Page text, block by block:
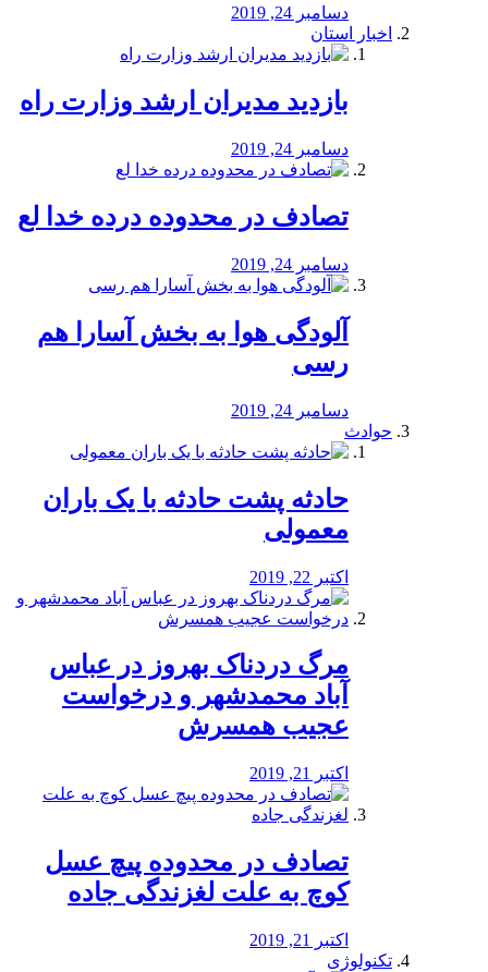
دسامبر 24, 2019
اخبار استان
بازدید مدیران ارشد وزارت راه
دسامبر 24, 2019
تصادف در محدوده درده خدا لع
دسامبر 24, 2019
آلودگی هوا به بخش آسارا هم
رسی
دسامبر 24, 2019
حوادث
️حادثه پشت حادثه با یک باران
معمولی
اکتبر 22, 2019
مرگ دردناک بهروز در عباس
آباد محمدشهر و درخواست
عجیب همسرش
اکتبر 21, 2019
تصادف در محدوده پیچ عسل
کوچ به علت لغزندگی جاده
اکتبر 21, 2019
تکنولوژی